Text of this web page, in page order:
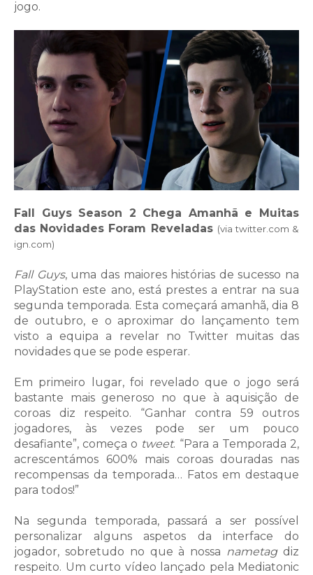
jogo.
Fall Guys Season 2 Chega Amanhã e Muitas
das Novidades Foram Reveladas (via twitter.com &
ign.com)
Fall Guys, uma das maiores histórias de sucesso na
PlayStation este ano, está prestes a entrar na sua
segunda temporada. Esta começará amanhã, dia 8
de outubro, e o aproximar do lançamento tem
visto a equipa a revelar no Twitter muitas das
novidades que se pode esperar.
Em primeiro lugar, foi revelado que o jogo será
bastante mais generoso no que à aquisição de
coroas diz respeito. “Ganhar contra 59 outros
jogadores, às vezes pode ser um pouco
desafiante”, começa o tweet. “Para a Temporada 2,
acrescentámos 600% mais coroas douradas nas
recompensas da temporada… Fatos em destaque
para todos!”
Na segunda temporada, passará a ser possível
personalizar alguns aspetos da interface do
jogador, sobretudo no que à nossa nametagdiz
respeito. Um curto vídeo lançado pela Mediatonic